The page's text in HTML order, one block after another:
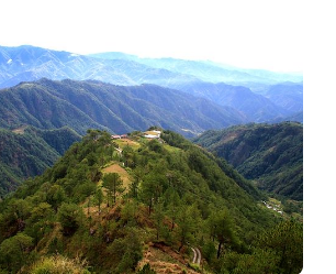
magnifiques.
nous devons préparer nos affaires
prochains jours. Votre bagage
à l'hôtel à Banaue, nous le
à notre retour le jour 5. Vous porterez
à dos le nécessaire pour ces deux
de toilette, serviette, maillot de
de rechange, sandales pour le soir)